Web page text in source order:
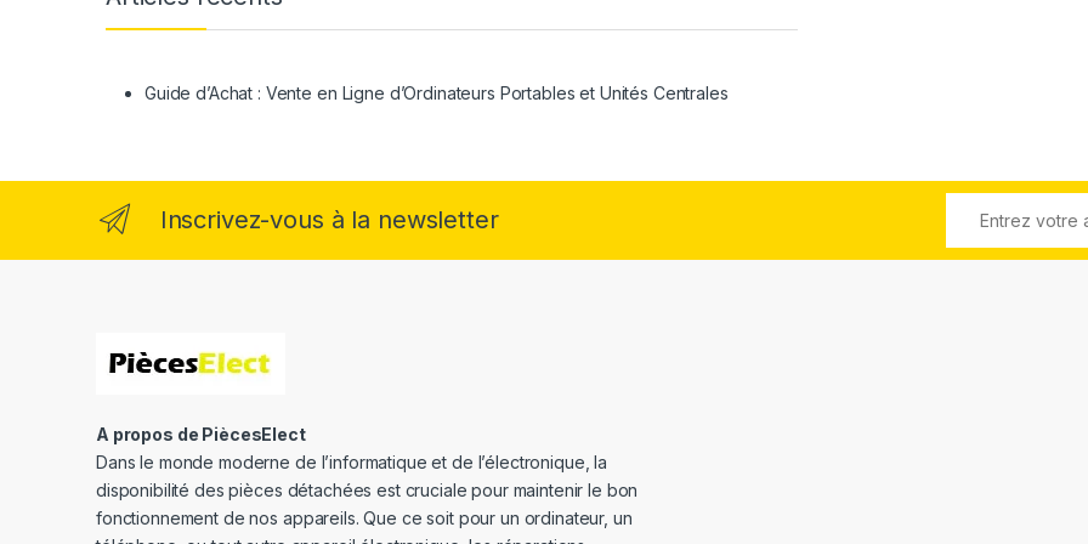
Guide d’Achat : Vente en Ligne d’Ordinateurs Portables et Unités Centrales
Inscrivez-vous à la newsletter
A propos de PiècesElect
Dans le monde moderne de l’informatique et de l’électronique, la
disponibilité des pièces détachées est cruciale pour maintenir le bon
fonctionnement de nos appareils. Que ce soit pour un ordinateur, un